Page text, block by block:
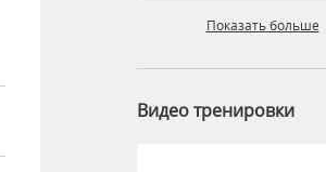
Показать больше
Видео тренировки